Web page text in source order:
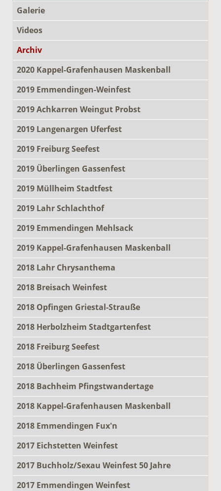
Galerie
Videos
Archiv
2020 Kappel-Grafenhausen Maskenball
2019 Emmendingen-Weinfest
2019 Achkarren Weingut Probst
2019 Langenargen Uferfest
2019 Freiburg Seefest
2019 Überlingen Gassenfest
2019 Müllheim Stadtfest
2019 Lahr Schlachthof
2019 Emmendingen Mehlsack
2019 Kappel-Grafenhausen Maskenball
2018 Lahr Chrysanthema
2018 Breisach Weinfest
2018 Opfingen Griestal-Strauße
2018 Herbolzheim Stadtgartenfest
2018 Freiburg Seefest
2018 Überlingen Gassenfest
2018 Bachheim Pfingstwandertage
2018 Kappel-Grafenhausen Maskenball
2018 Emmendingen Fux'n
2017 Eichstetten Weinfest
2017 Buchholz/Sexau Weinfest 50 Jahre
2017 Emmendingen Weinfest